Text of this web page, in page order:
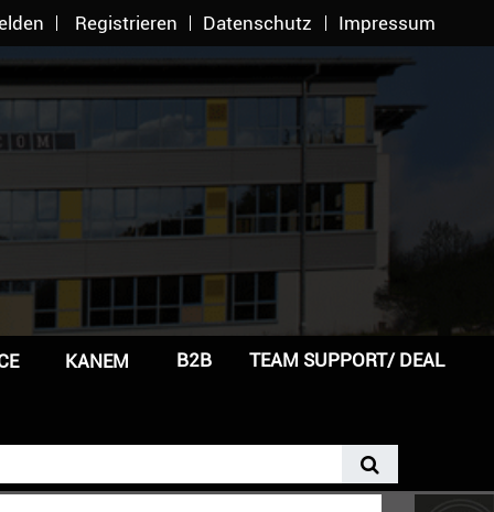
Registrieren Datenschutz Impressum
KANEM B2B TEAM SUPPORT/ DEAL